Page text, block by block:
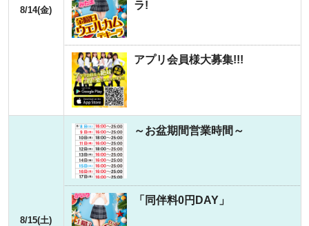
8/14(金) ラ!
アプリ会員様大募集!!!
8/15(土)
～お盆期間営業時間～
「同伴料0円DAY」